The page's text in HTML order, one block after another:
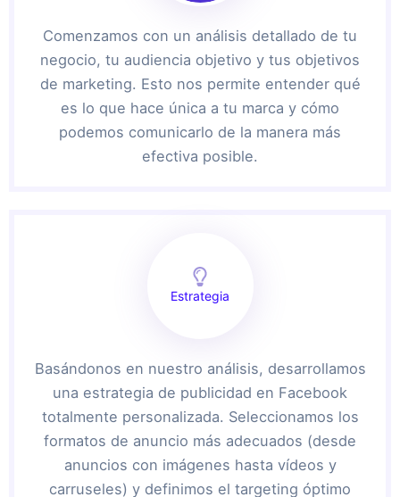
Comenzamos con un análisis detallado de tu
negocio, tu audiencia objetivo y tus objetivos
de marketing. Esto nos permite entender qué
es lo que hace única a tu marca y cómo
podemos comunicarlo de la manera más
efectiva posible.
Estrategia
Basándonos en nuestro análisis, desarrollamos
una estrategia de publicidad en Facebook
totalmente personalizada. Seleccionamos los
formatos de anuncio más adecuados (desde
anuncios con imágenes hasta vídeos y
carruseles) y definimos el targeting óptimo